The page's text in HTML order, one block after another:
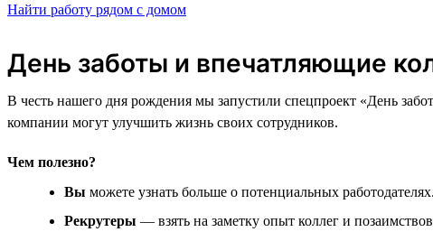
Найти работу рядом с домом
День заботы и впечатляющие
В честь нашего дня рождения мы запустили спецпроект «День
компании могут улучшить жизнь своих сотрудников.
Чем полезно?
Вы можете узнать больше о потенциальных работодателях.
Рекрутеры — взять на заметку опыт коллег и